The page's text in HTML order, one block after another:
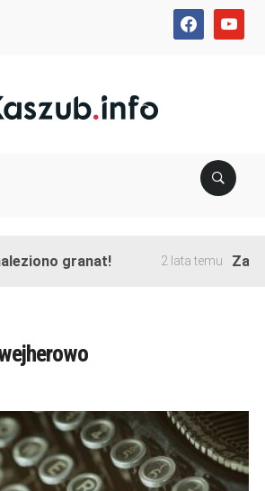
facebookyoutube
granat! 2 lata temu